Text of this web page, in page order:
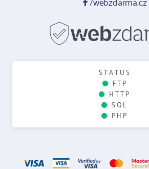
/webzdarma.cz
STATUS
FTP
HTTP
SQL
PHP